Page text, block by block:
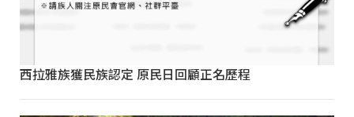
西拉雅族獲民族認定 原民日回顧正名歷程